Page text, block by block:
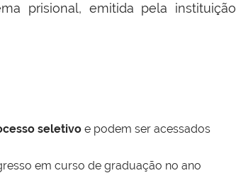
prisional, emitida pela instituição
seletivo e podem ser acessados
em curso de graduação no ano